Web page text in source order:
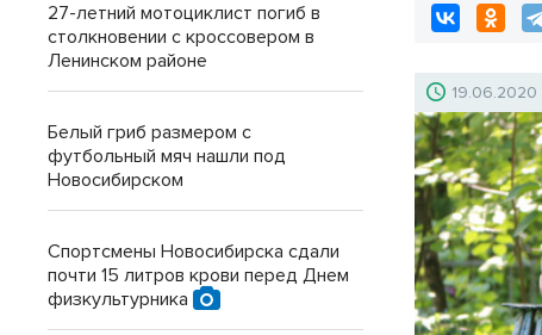
19.06.2020
27-летний мотоциклист погиб в
столкновении с кроссовером в
Ленинском районе
Белый гриб размером с
футбольный мяч нашли под
Новосибирском
Спортсмены Новосибирска сдали
почти 15 литров крови перед Днем
физкультурника